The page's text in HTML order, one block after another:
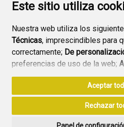
Este sitio utiliza
Nuestra web utiliza los
Técnicas, imprescindibles para
correctamente; De
preferencias de uso de la web;
funcionamiento de la web y sus
Si acepta pulsando el botón
consideramos que acepta su
Aceptar
Rechazar